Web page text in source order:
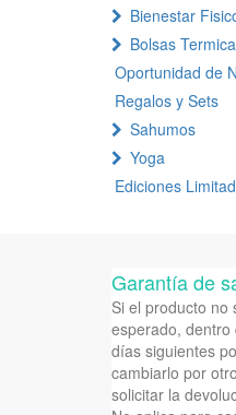
Bienestar
Bolsas
Oportunidad de
Regalos y Sets
Sahumos
Yoga
Ediciones
Garantía de
Si el producto no
esperado, dentro
días siguientes
cambiarlo por
solicitar la